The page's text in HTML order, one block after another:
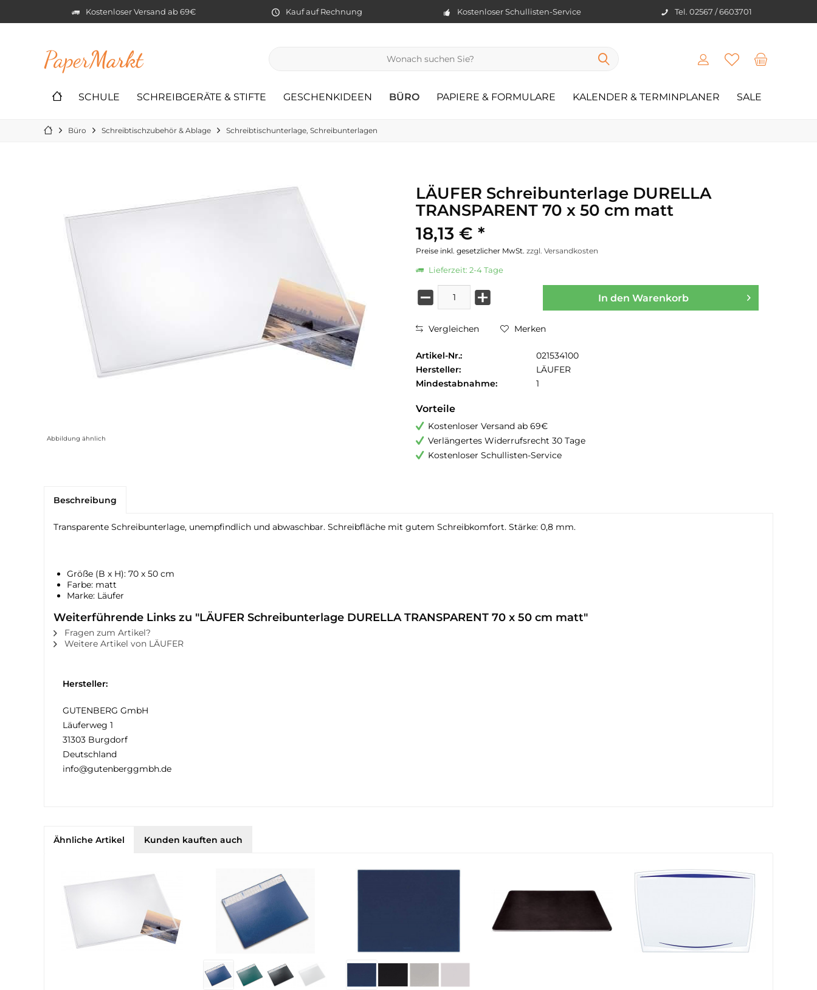
Kostenloser Versand ab 69€ Kauf auf Rechnung Kostenloser Schullisten-Service Tel. 02567 / 6603701
PaperMarkt
SCHULE SCHREIBGERÄTE & STIFTE GESCHENKIDEEN BÜRO PAPIERE & FORMULARE KALENDER & TERMINPLANER SALE
Büro Schreibtischzubehör & Ablage Schreibtischunterlage, Schreibunterlagen
Abbildung ähnlich
LÄUFER Schreibunterlage DURELLA
TRANSPARENT 70 x 50 cm matt
18,13 € *
Preise inkl. gesetzlicher MwSt. zzgl. Versandkosten
Lieferzeit: 2-4 Tage
In den Warenkorb
Vergleichen Merken
Artikel-Nr.:
021534100
Hersteller:
LÄUFER
Mindestabnahme:
1
Vorteile
Kostenloser Versand ab 69€
Verlängertes Widerrufsrecht 30 Tage
Kostenloser Schullisten-Service
Beschreibung
Transparente Schreibunterlage, unempfindlich und abwaschbar. Schreibfläche mit gutem Schreibkomfort. Stärke: 0,8 mm.
Größe (B x H): 70 x 50 cm
Farbe: matt
Marke: Läufer
Weiterführende Links zu "LÄUFER Schreibunterlage DURELLA TRANSPARENT 70 x 50 cm matt"
Fragen zum Artikel?
Weitere Artikel von LÄUFER
Hersteller:
GUTENBERG GmbH
Läuferweg 1
31303 Burgdorf
Deutschland
info@gutenberggmbh.de
Ähnliche Artikel Kunden kauften auch